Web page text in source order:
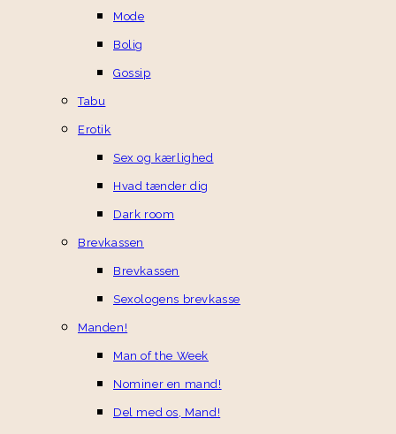
Mode
Bolig
Gossip
Tabu
Erotik
Sex og kærlighed
Hvad tænder dig
Dark room
Brevkassen
Brevkassen
Sexologens brevkasse
Manden!
Man of the Week
Nominer en mand!
Del med os, Mand!